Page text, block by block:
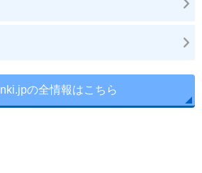
の全情報はこちら